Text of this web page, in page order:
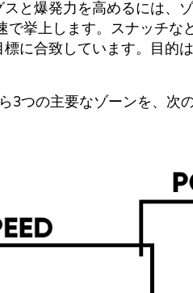
と爆発力を高めるには、
で挙上します。スナッチな
に合致しています。目的
3つの主要なゾーンを、次